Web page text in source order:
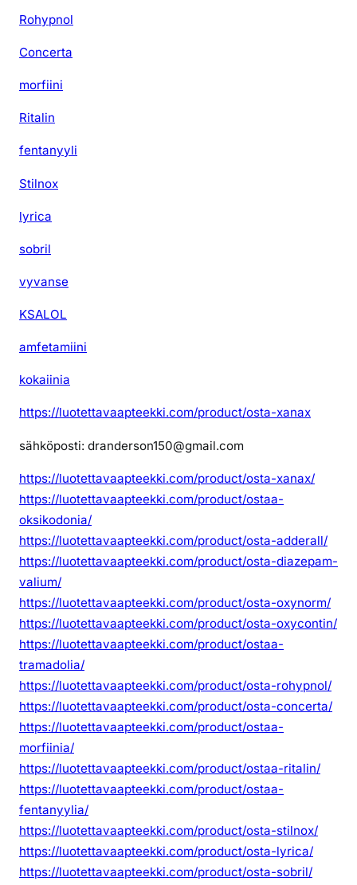
Rohypnol
Concerta
morfiini
Ritalin
fentanyyli
Stilnox
lyrica
sobril
vyvanse
KSALOL
amfetamiini
kokaiinia
https://luotettavaapteekki.com/product/osta-xanax
sähköposti: dranderson150@gmail.com
https://luotettavaapteekki.com/product/osta-xanax/
https://luotettavaapteekki.com/product/ostaa-
oksikodonia/
https://luotettavaapteekki.com/product/osta-adderall/
https://luotettavaapteekki.com/product/osta-diazepam-
valium/
https://luotettavaapteekki.com/product/osta-oxynorm/
https://luotettavaapteekki.com/product/osta-oxycontin/
https://luotettavaapteekki.com/product/ostaa-
tramadolia/
https://luotettavaapteekki.com/product/osta-rohypnol/
https://luotettavaapteekki.com/product/osta-concerta/
https://luotettavaapteekki.com/product/ostaa-
morfiinia/
https://luotettavaapteekki.com/product/ostaa-ritalin/
https://luotettavaapteekki.com/product/ostaa-
fentanyylia/
https://luotettavaapteekki.com/product/osta-stilnox/
https://luotettavaapteekki.com/product/osta-lyrica/
https://luotettavaapteekki.com/product/osta-sobril/